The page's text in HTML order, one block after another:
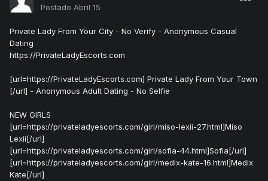
Postado Abril 15
Private Lady From Your City - No Verify - Anonymous Casual
Dating
https://PrivateLadyEscorts.com
[url=https://PrivateLadyEscorts.com] Private Lady From Your Town
[/url] - Anonymous Adult Dating - No Selfie
NEW GIRLS
[url=https://privateladyescorts.com/girl/miso-lexii-27.html]Miso
Lexii[/url]
[url=https://privateladyescorts.com/girl/sofia-44.html]Sofia[/url]
[url=https://privateladyescorts.com/girl/medix-kate-16.html]Medix
Kate[/url]